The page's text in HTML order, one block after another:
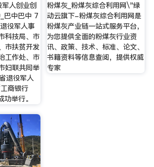
人创业创
巴中巴中 7
役军人事
科技局、市
市扶贫开发
工作处、市
妇联共同举
退役军人
商银行
举行。
粉煤灰_粉煤灰综合利用网\"绿
动云旗下-粉煤灰综合利用网是
粉煤灰产业链一站式服务平台，
为您提供全面的粉煤灰行业资
讯、政策、技术、标准、论文、
书籍资料等信息查阅，提供权威
专家